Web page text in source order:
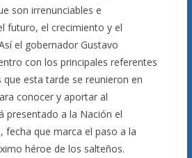
son irrenunciables e
futuro, el crecimiento y el
el gobernador Gustavo
con los principales referentes
esta tarde se reunieron en
conocer y aportar al
presentado a la Nación el
fecha que marca el paso a la
héroe de los salteños.